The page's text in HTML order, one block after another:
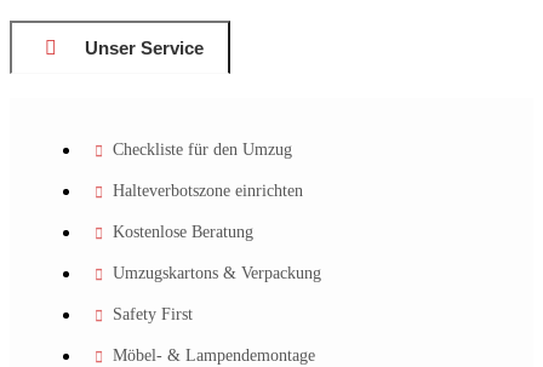
Unser Service
Checkliste für den Umzug
Halteverbotszone einrichten
Kostenlose Beratung
Umzugskartons & Verpackung
Safety First
Möbel- & Lampendemontage